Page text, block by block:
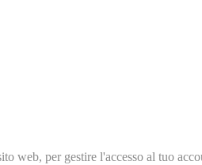
web, per gestire l'accesso al tuo